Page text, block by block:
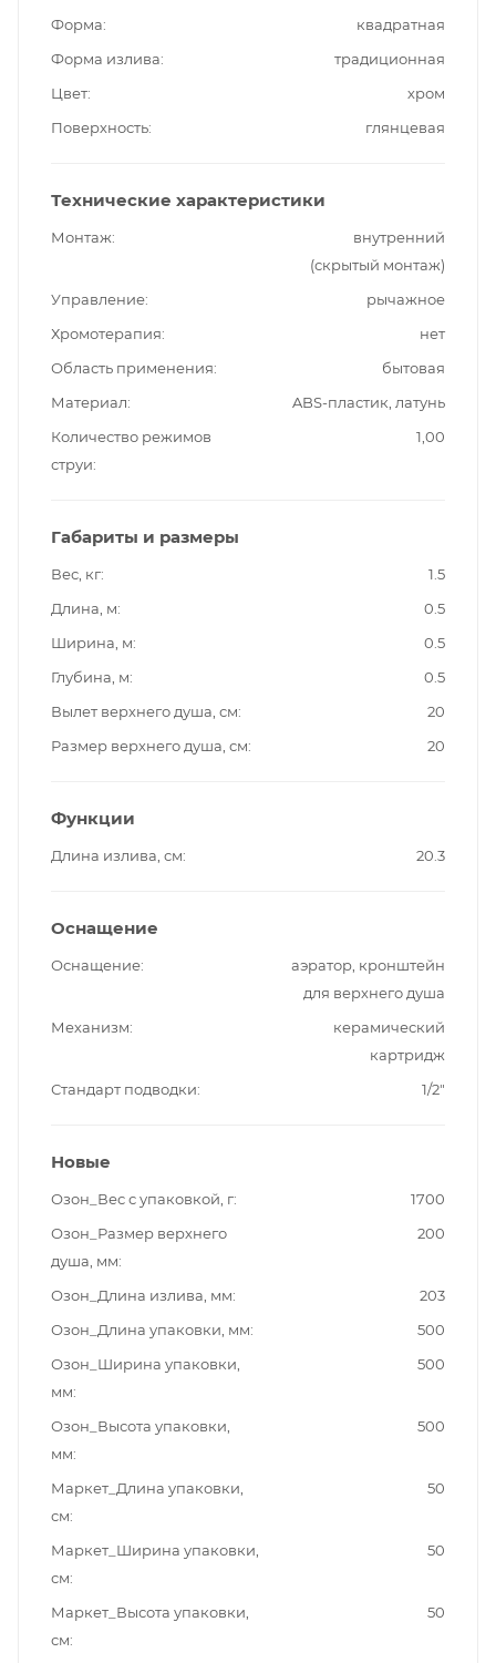
Форма
квадратная
Форма излива
традиционная
Цвет
хром
Поверхность
глянцевая
Технические характеристики
Монтаж
внутренний
(скрытый монтаж)
Управление
рычажное
Хромотерапия
нет
Область применения
бытовая
Материал
ABS-пластик, латунь
Количество режимов
струи
1,00
Габариты и размеры
Вес, кг
1.5
Длина, м
0.5
Ширина, м
0.5
Глубина, м
0.5
Вылет верхнего душа, см
20
Размер верхнего душа, см
20
Функции
Длина излива, см 20.3
Оснащение
Оснащение
аэратор, кронштейн
для верхнего душа
Механизм
керамический
картридж
Стандарт подводки
1/2"
Новые
Озон_Вес с упаковкой, г
1700
Озон_Размер верхнего
душа, мм
200
Озон_Длина излива, мм
203
Озон_Длина упаковки, мм
500
Озон_Ширина упаковки,
мм
500
Озон_Высота упаковки,
мм
500
Маркет_Длина упаковки,
см
50
Маркет_Ширина упаковки,
см
50
Маркет_Высота упаковки,
см
50